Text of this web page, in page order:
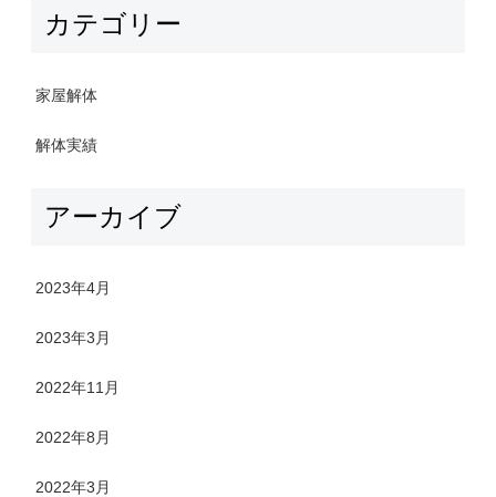
カテゴリー
家屋解体
解体実績
アーカイブ
2023年4月
2023年3月
2022年11月
2022年8月
2022年3月